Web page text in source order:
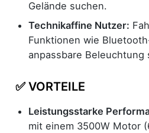
Gelände suchen.
Technikaffine Nutzer:
Funktionen wie
anpassbare Beleuchtung
✅ VORTEILE
Leistungsstarke
mit einem 3500W Motor